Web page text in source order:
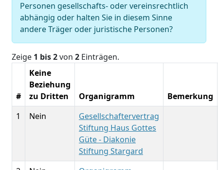
Personen gesellschafts- oder vereinsrechtlich
abhängig oder halten Sie in diesem Sinne
andere Träger oder juristische Personen?
Zeige 1 bis 2von 2 Einträgen.
#
Keine
Beziehung
zu Dritten
Organigramm
Bemerkung
1
Nein
Gesellschaftervertrag
Stiftung Haus Gottes
Güte - Diakonie
Stiftung Stargard